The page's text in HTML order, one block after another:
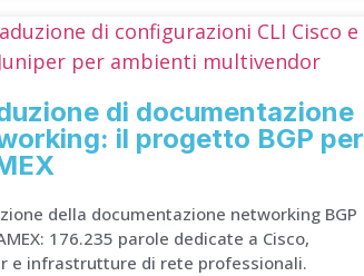
di documentazione
il progetto BGP per
della documentazione networking BGP
176.235 parole dedicate a Cisco,
e infrastrutture di rete professionali.